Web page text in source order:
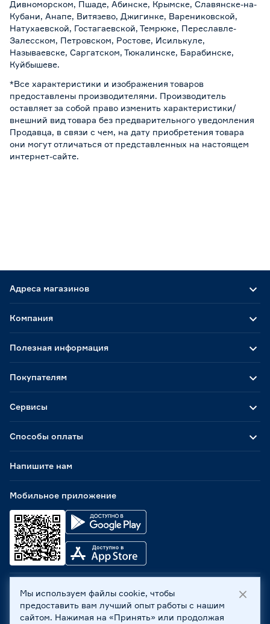
Дивноморском, Пшаде, Абинске, Крымске, Славянске-на-
Кубани, Анапе, Витязево, Джигинке, Варениковской,
Натухаевской, Гостагаевской, Темрюке, Переславле-
Залесском, Петровском, Ростове, Исилькуле,
Называевске, Саргатском, Тюкалинске, Барабинске,
Куйбышеве.
*Все характеристики и изображения товаров
предоставлены производителями. Производитель
оставляет за собой право изменить характеристики/
внешний вид товара без предварительного уведомления
Продавца, в связи с чем, на дату приобретения товара
они могут отличаться от представленных на настоящем
интернет-сайте.
Адреса магазинов
Способы оплаты
Мобильное приложение
Компания
Полезная информация
Покупателям
Сервисы
Напишите нам
ООО «Бауцентр Рус» 2004 -2026, 236029, г. Калининград,
ул. А.Невского, 205. ИНН 7702596813, КПП 390601001 ©
Все права защищены
Мы используем файлы cookie, чтобы
предоставить вам лучший опыт работы с нашим
сайтом. Нажимая на «Принять» или продолжая